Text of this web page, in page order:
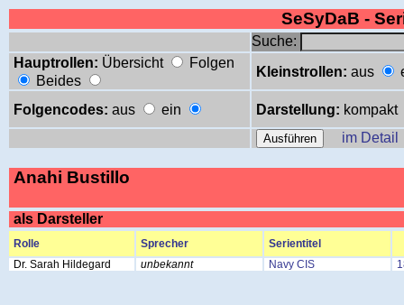
SeSyDaB -
Suche:
Hauptrollen: Übersicht
Folgen
Beides
Kleinstrollen: aus
Folgencodes: aus ein Darstellung: kompakt
im Detail
Anahi Bustillo
als Darsteller
Rolle Sprecher
Serientitel
Dr. Sarah Hildegard
unbekannt Navy CIS